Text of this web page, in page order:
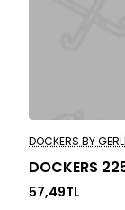
Stoklarda Yok
DOCKERS BY GERLI
DOCKERS
57,49TL